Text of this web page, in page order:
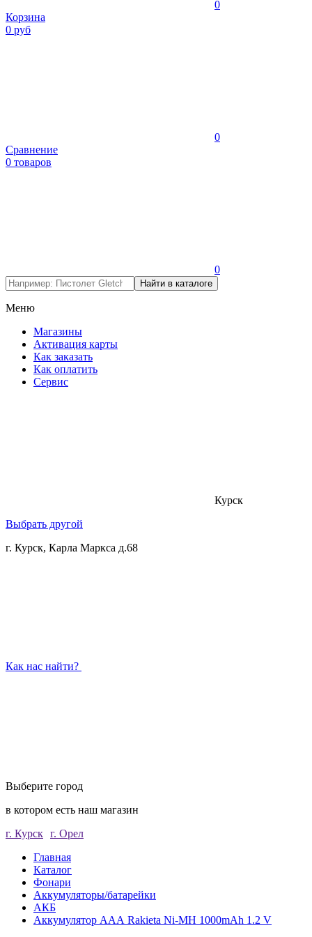
0
Корзина
0 руб
0
Сравнение
0 товаров
0
Меню
Магазины
Активация карты
Как заказать
Как оплатить
Сервис
Курск
Выбрать другой
г. Курск, Карла Маркса д.68
Как нас найти?
Выберите город
в котором есть наш магазин
г. Курск г. Орел
Главная
Каталог
Фонари
Аккумуляторы/батарейки
АКБ
Аккумулятор ААА Rakieta Ni-MH 1000mAh 1.2 V